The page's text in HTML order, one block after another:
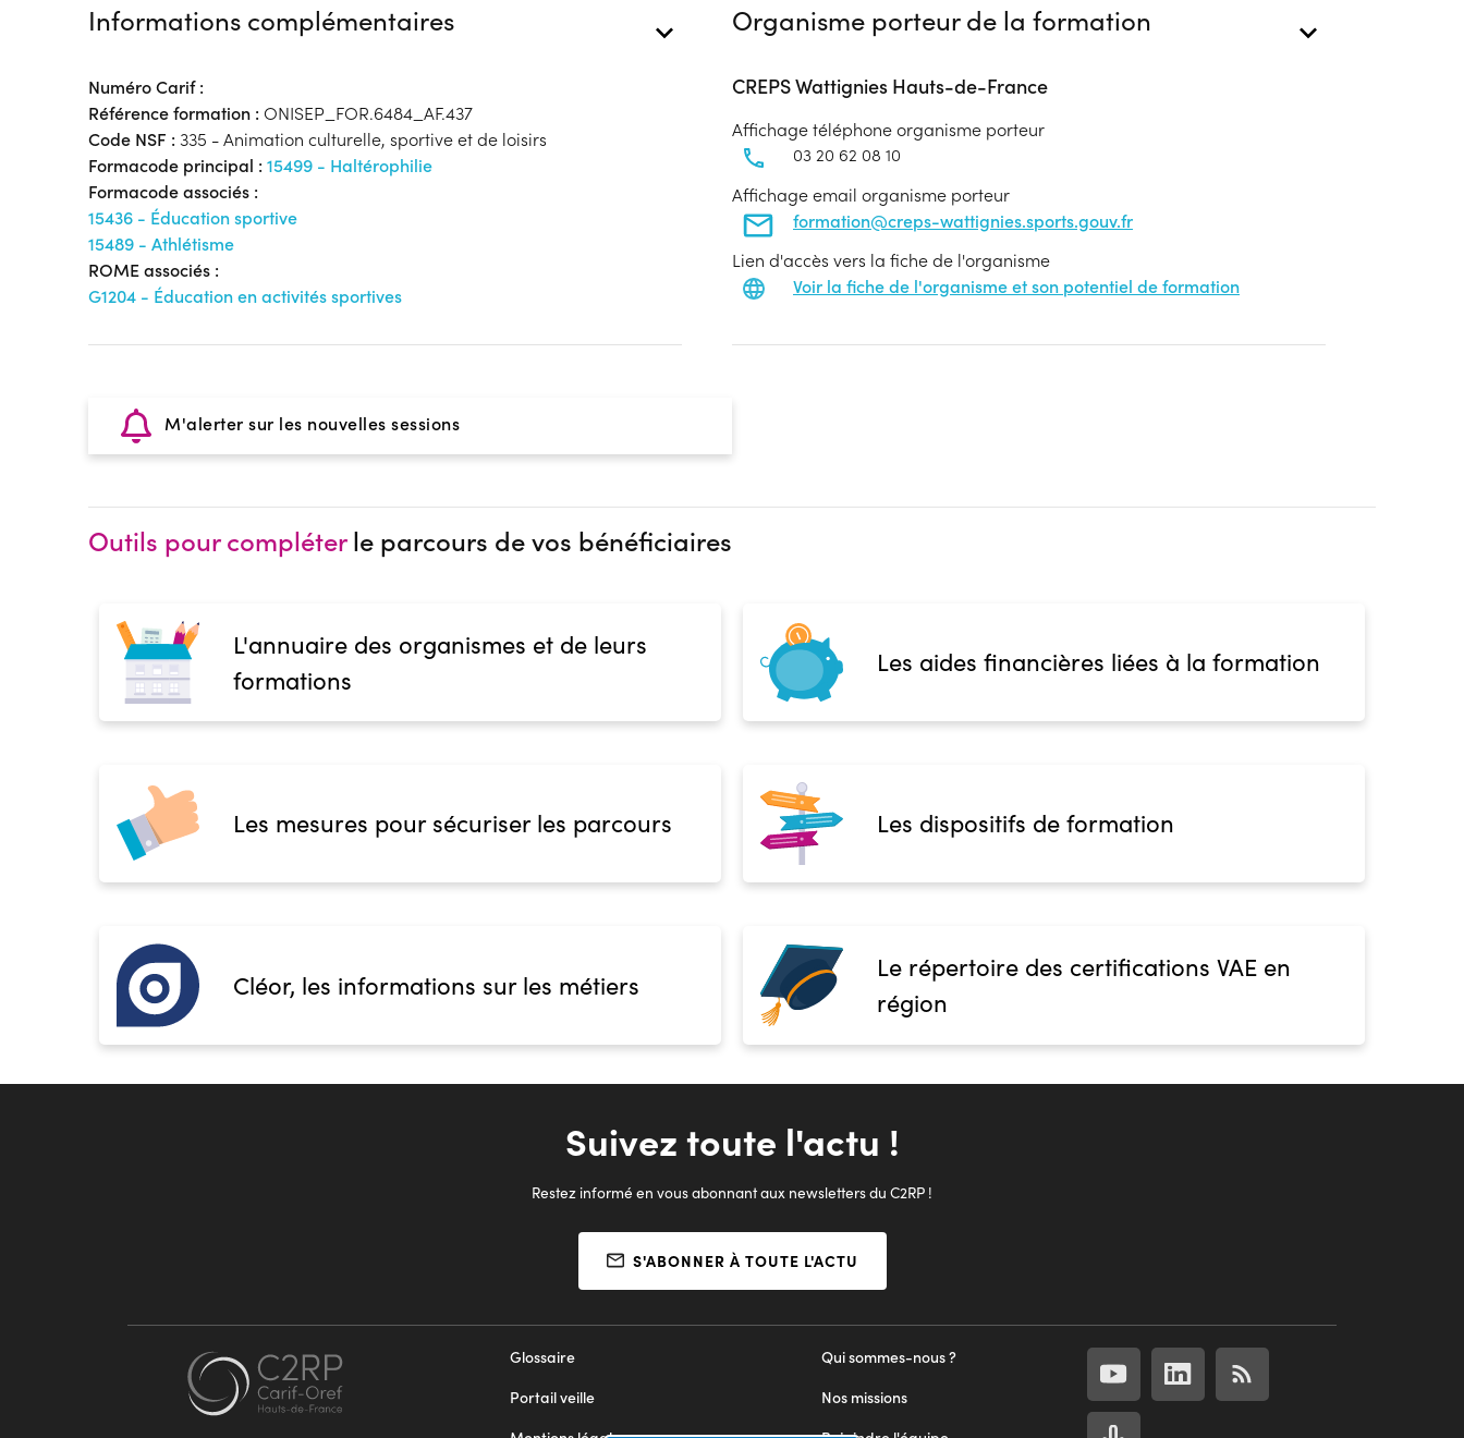
Informations complémentaires
Numéro Carif :
Référence formation : ONISEP_FOR.6484_AF.437
Code NSF : 335 - Animation culturelle, sportive et de loisirs
Formacode principal : 15499 - Haltérophilie
Formacode associés :
15436 - Éducation sportive
15489 - Athlétisme
ROME associés :
G1204 - Éducation en activités sportives
Organisme porteur de la formation
CREPS Wattignies Hauts-de-France
Affichage téléphone organisme porteur
03 20 62 08 10
Affichage email organisme porteur
formation@creps-wattignies.sports.gouv.fr
Lien d'accès vers la fiche de l'organisme
Voir la fiche de l'organisme et son potentiel de formation
M'alerter sur les nouvelles sessions
Outils pour compléterle parcours de vos bénéficiaires
L'annuaire des organismes et de leurs
formations
Les aides financières liées à la formation
Les mesures pour sécuriser les parcours Les dispositifs de formation
Cléor, les informations sur les métiers
Le répertoire des certifications VAE en
région
Suivez toute l'actu !
Restez informé en vous abonnant aux newsletters du C2RP !
S'ABONNER À TOUTE L'ACTU
Qui sommes-nous ?
Nos missions
Glossaire
Portail veille